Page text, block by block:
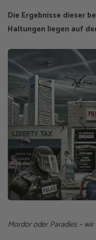
Die Ergebnisse dieser
Haltungen liegen auf
Mordor oder Paradies –